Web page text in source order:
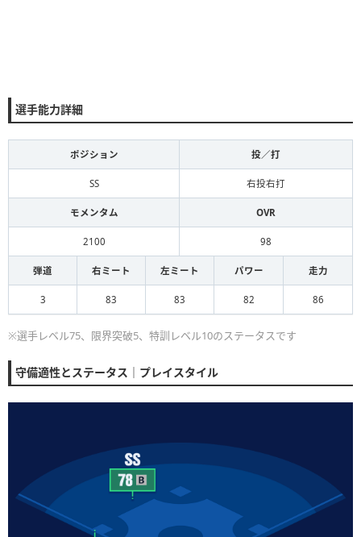
選手能力詳細
ポジション 投／打
SS 右投右打
モメンタム OVR
2100 98
弾道 右ミート 左ミート パワー 走力
3 83 83 82 86
※選手レベル75、限界突破5、特訓レベル10のステータスです
守備適性とステータス｜プレイスタイル